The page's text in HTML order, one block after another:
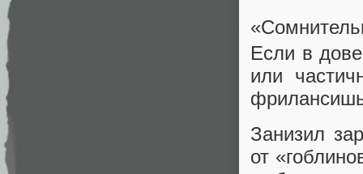
Если в
или
Занизил
от